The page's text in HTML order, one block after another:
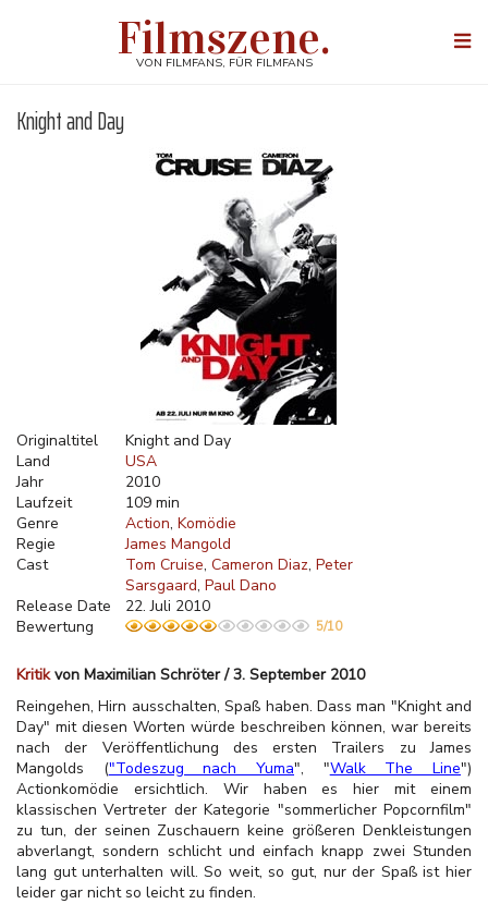
Filmszene.
VON FILMFANS, FÜR FILMFANS
Knight and Day
Originaltitel
Knight and Day
Land
USA
Jahr
2010
Laufzeit
109 min
Genre
Action Komödie
Regie
James Mangold
Cast
Tom Cruise Cameron Diaz Peter
Sarsgaard Paul Dano
Release Date
22. Juli 2010
Bewertung
5/10
Kritikvon Maximilian Schröter / 3. September 2010
Reingehen, Hirn ausschalten, Spaß haben. Dass man "Knight and
Day" mit diesen Worten würde beschreiben können, war bereits
nach der Veröffentlichung des ersten Trailers zu James
Mangolds ("Todeszug nach Yuma", "Walk The Line")
Actionkomödie ersichtlich. Wir haben es hier mit einem
klassischen Vertreter der Kategorie "sommerlicher Popcornfilm"
zu tun, der seinen Zuschauern keine größeren Denkleistungen
abverlangt, sondern schlicht und einfach knapp zwei Stunden
lang gut unterhalten will. So weit, so gut, nur der Spaß ist hier
leider gar nicht so leicht zu finden.